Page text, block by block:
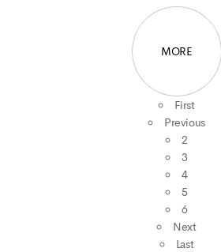
MORE
First
Previous
2
3
4
5
6
Next
Last